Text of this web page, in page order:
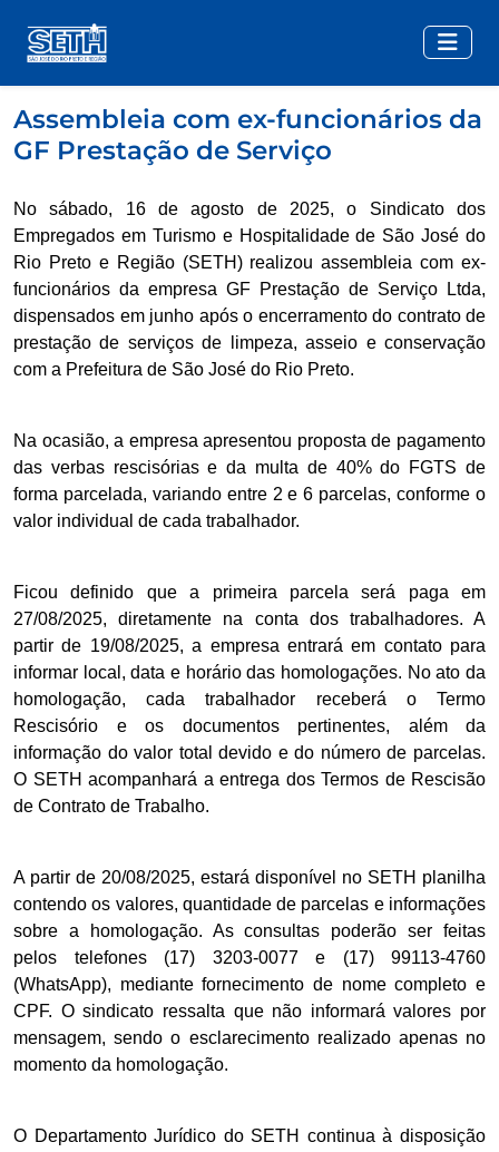
Assembleia com ex-funcionários da
GF Prestação de Serviço
No sábado, 16 de agosto de 2025, o Sindicato dos
Empregados em Turismo e Hospitalidade de São José do
Rio Preto e Região (SETH) realizou assembleia com ex-
funcionários da empresa GF Prestação de Serviço Ltda,
dispensados em junho após o encerramento do contrato de
prestação de serviços de limpeza, asseio e conservação
com a Prefeitura de São José do Rio Preto.
Na ocasião, a empresa apresentou proposta de pagamento
das verbas rescisórias e da multa de 40% do FGTS de
forma parcelada, variando entre 2 e 6 parcelas, conforme o
valor individual de cada trabalhador.
Ficou definido que a primeira parcela será paga em
27/08/2025, diretamente na conta dos trabalhadores. A
partir de 19/08/2025, a empresa entrará em contato para
informar local, data e horário das homologações. No ato da
homologação, cada trabalhador receberá o Termo
Rescisório e os documentos pertinentes, além da
informação do valor total devido e do número de parcelas.
O SETH acompanhará a entrega dos Termos de Rescisão
de Contrato de Trabalho.
A partir de 20/08/2025, estará disponível no SETH planilha
contendo os valores, quantidade de parcelas e informações
sobre a homologação. As consultas poderão ser feitas
pelos telefones (17) 3203-0077 e (17) 99113-4760
(WhatsApp), mediante fornecimento de nome completo e
CPF. O sindicato ressalta que não informará valores por
mensagem, sendo o esclarecimento realizado apenas no
momento da homologação.
O Departamento Jurídico do SETH continua à disposição